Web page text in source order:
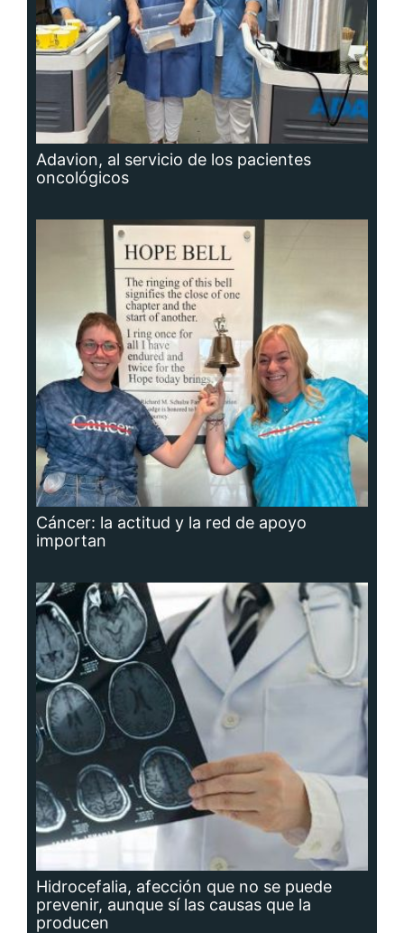
Adavion, al servicio de los pacientes
oncológicos
Cáncer: la actitud y la red de apoyo
importan
Hidrocefalia, afección que no se puede
prevenir, aunque sí las causas que la
producen